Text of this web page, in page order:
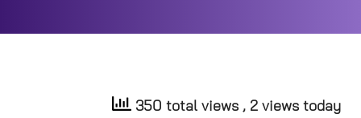
350 total views , 2 views today